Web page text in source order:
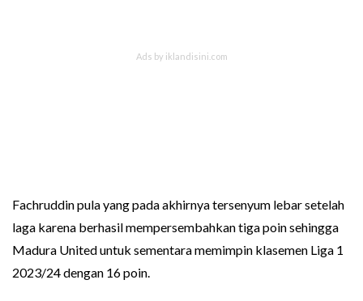
Fachruddin pula yang pada akhirnya tersenyum lebar setelah
laga karena berhasil mempersembahkan tiga poin sehingga
Madura United untuk sementara memimpin klasemen Liga 1
2023/24 dengan 16 poin.